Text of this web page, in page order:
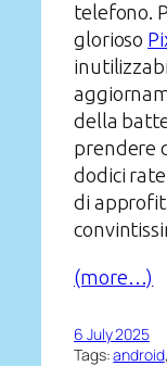
telefono.
glorioso
della
prendere
dodici
di
(more…)
6 July 2025
Tags:android,